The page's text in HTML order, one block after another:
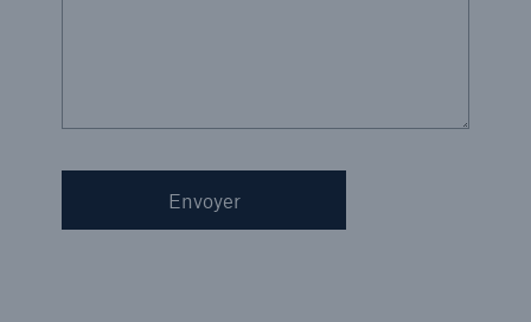
Envoyer